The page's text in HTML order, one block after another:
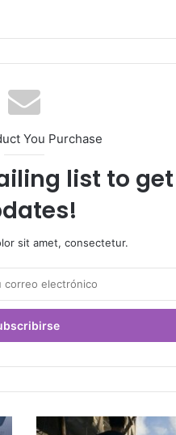
You Purchase
list to
sit amet, consectetur.